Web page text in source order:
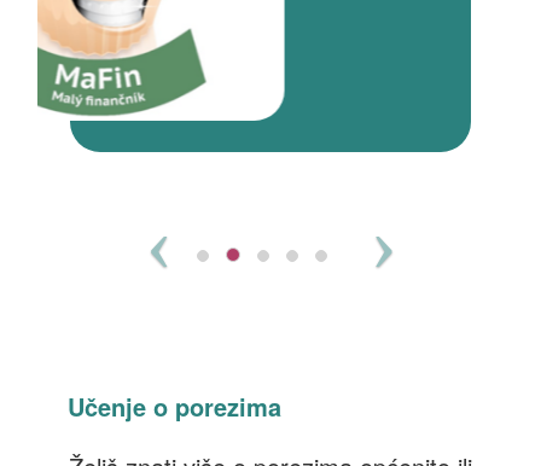
Previous Next
Učenje o porezima